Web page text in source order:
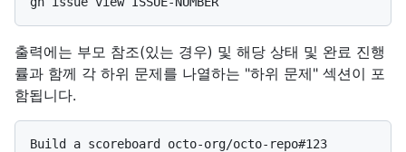
출력에는 부모 참조(있는 경우) 및 해당 상태 및 완료 진행
률과 함께 각 하위 문제를 나열하는 "하위 문제" 섹션이 포
함됩니다.
Build a scoreboard octo-org/octo-repo#123